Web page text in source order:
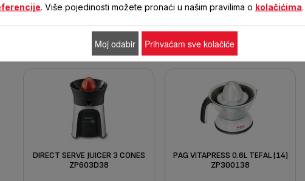
DIRECT SERVE JUICER 3 CONES
ZP603D38
PAG VITAPRESS 0.6L TEFAL (14)
ZP300138
. Više pojedinosti možete pronaći u našim pravilima o kolačićima
Moj odabir Prihvaćam sve kolačiće